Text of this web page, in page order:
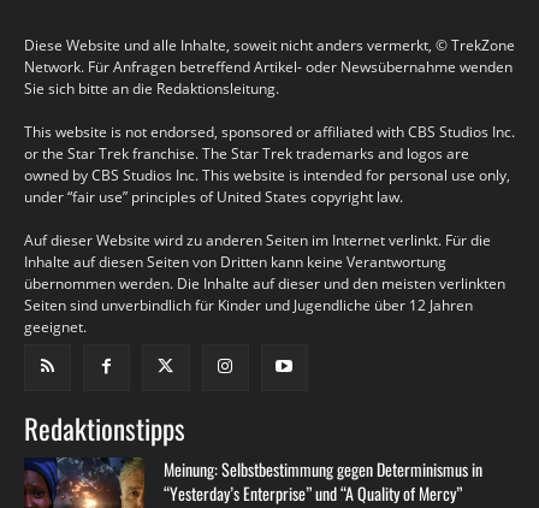
Diese Website und alle Inhalte, soweit nicht anders vermerkt, © TrekZone
Network. Für Anfragen betreffend Artikel- oder Newsübernahme wenden
Sie sich bitte an die Redaktionsleitung.
This website is not endorsed, sponsored or affiliated with CBS Studios Inc.
or the Star Trek franchise. The Star Trek trademarks and logos are
owned by CBS Studios Inc. This website is intended for personal use only,
under “fair use” principles of United States copyright law.
Auf dieser Website wird zu anderen Seiten im Internet verlinkt. Für die
Inhalte auf diesen Seiten von Dritten kann keine Verantwortung
übernommen werden. Die Inhalte auf dieser und den meisten verlinkten
Seiten sind unverbindlich für Kinder und Jugendliche über 12 Jahren
geeignet.
Redaktionstipps
Meinung: Selbstbestimmung gegen Determinismus in
“Yesterday’s Enterprise” und “A Quality of Mercy”